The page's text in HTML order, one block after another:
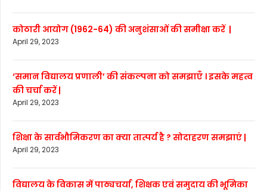
कोठारी आयोग (1962-64) की अनुशंसाओं की समीक्षा करें |
April 29, 2023
‘समान विद्यालय प्रणाली’ की संकल्पना को समझाएँ । इसके महत्व
की चर्चा करें |
April 29, 2023
शिक्षा के सार्वभौमिकरण का क्या तात्पर्य है ? सोदाहरण समझाएं |
April 29, 2023
विद्यालय के विकास में पाठ्यचर्या, शिक्षक एवं समुदाय की भूमिका